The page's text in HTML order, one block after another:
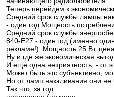
Теперь перейдем к
Средний срок службы лампы
- один год Мощность
Средний срок службы
840-E27 - один год (именно
рекламе!). Мощность 25 Вт,
Ну и где же экономическая
И еще одна неприятность, - от
Может быть это субъективно,
Но от ламп накаливания они не
Так что, за год